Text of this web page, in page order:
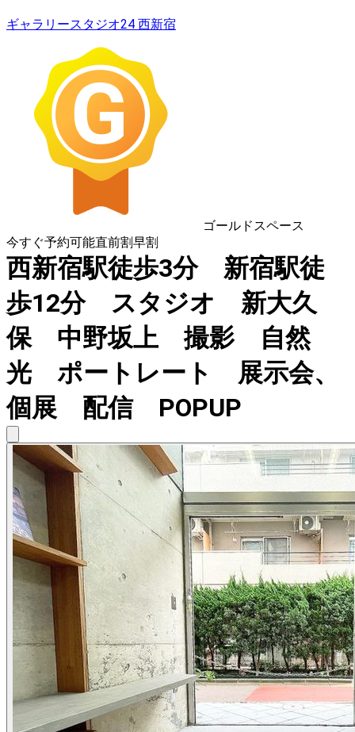
ギャラリースタジオ24 西新宿
ゴールドスペース
今すぐ予約可能直前割早割
西新宿駅徒歩3分 新宿駅徒
歩12分 スタジオ 新大久
保 中野坂上 撮影 自然
光 ポートレート 展示会、
個展 配信 POPUP